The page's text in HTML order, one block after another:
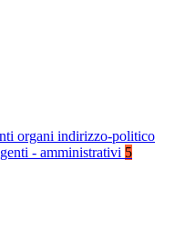
organi indirizzo-politico
- amministrativi 5